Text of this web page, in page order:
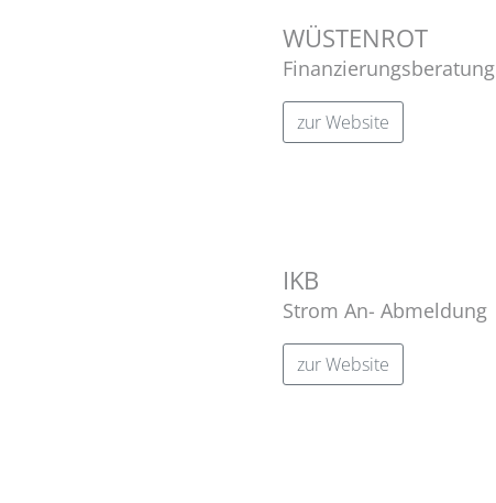
WÜSTENROT
Finanzierungsberatung
zur Website
IKB
Strom An- Abmeldung
zur Website